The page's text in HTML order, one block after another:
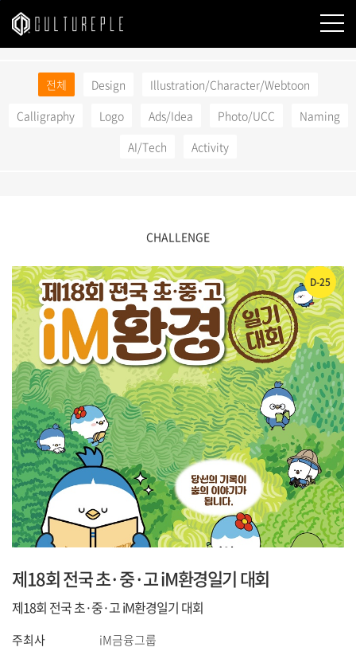
본문바로가기
전체 Design
Illustration/Character/Webtoon
Calligraphy
Logo Ads/Idea Photo/UCC
Naming
AI/Tech
Activity
CHALLENGE
D-25
제18회 전국 초·중·고 iM환경일기 대회
제18회 전국 초·중·고 iM환경일기 대회
주최사
iM금융그룹